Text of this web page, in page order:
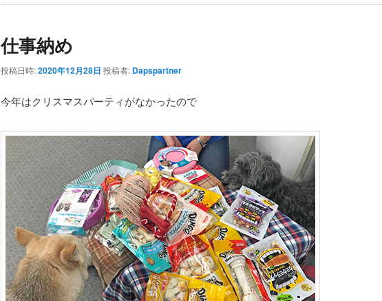
仕事納め
投稿日時:2020年12月28日 投稿者: Dapspartner
今年はクリスマスパーティがなかったので